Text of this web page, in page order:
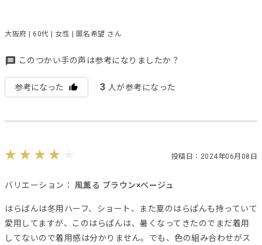
大阪府 | 60代 | 女性 | 匿名希望 さん
このつかい手の声は参考になりましたか？
参考になった 3 人が参考になった
投稿日：2024年06月08日
バリエーション： 風薫る ブラウン×ベージュ
はらばんは冬用ハーフ、ショート、また夏のはらぱんも持っていて
愛用してますが、このはらぱんは、暑くなってきたのでまだ着用
してないので着用感は分かりません。でも、色の組み合わせがス